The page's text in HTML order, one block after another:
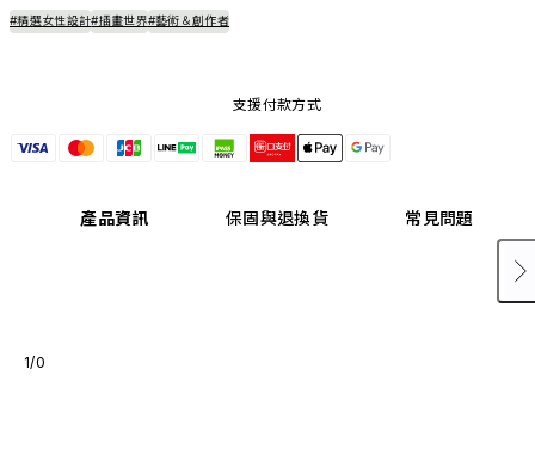
#精選女性設計#插畫世界#藝術＆創作者
支援付款方式
產品資訊 保固與退換貨 常見問題
1/0